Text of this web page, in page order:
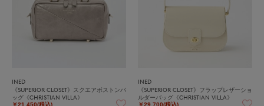
INED
《SUPERIOR CLOSET》スクエアボストンバ
ッグ《CHRISTIAN VILLA》
￥21,450(税込)
INED
《SUPERIOR CLOSET》フラップレザーショ
ルダーバッグ《CHRISTIAN VILLA》
￥29,700(税込)